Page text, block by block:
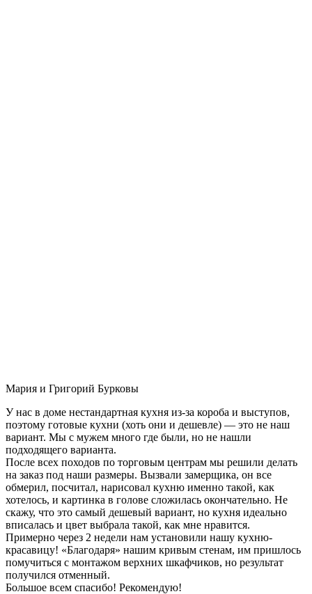
Мария и Григорий Бурковы
У нас в доме нестандартная кухня из-за короба и выступов,
поэтому готовые кухни (хоть они и дешевле) — это не наш
вариант. Мы с мужем много где были, но не нашли
подходящего варианта.
После всех походов по торговым центрам мы решили делать
на заказ под наши размеры. Вызвали замерщика, он все
обмерил, посчитал, нарисовал кухню именно такой, как
хотелось, и картинка в голове сложилась окончательно. Не
скажу, что это самый дешевый вариант, но кухня идеально
вписалась и цвет выбрала такой, как мне нравится.
Примерно через 2 недели нам установили нашу кухню-
красавицу! «Благодаря» нашим кривым стенам, им пришлось
помучиться с монтажом верхних шкафчиков, но результат
получился отменный.
Большое всем спасибо! Рекомендую!